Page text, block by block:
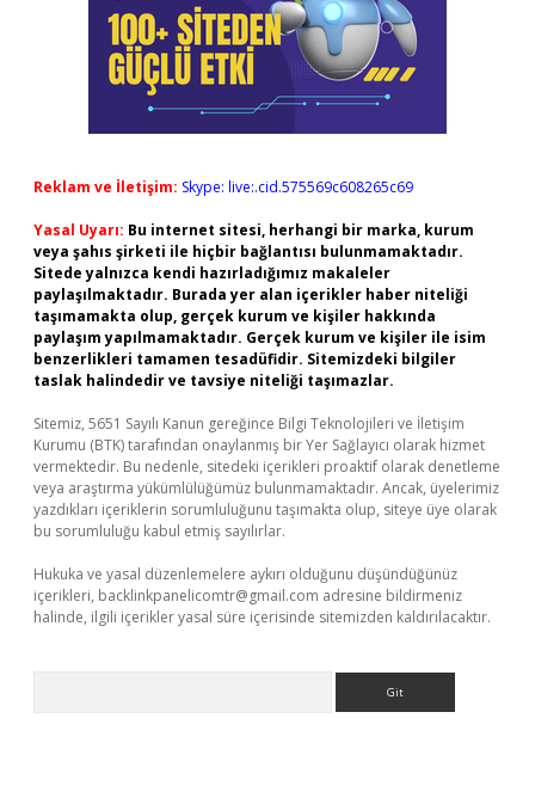
Reklam ve İletişim: Skype: live:.cid.575569c608265c69
Yasal Uyarı: Bu internet sitesi, herhangi bir marka, kurum
veya şahıs şirketi ile hiçbir bağlantısı bulunmamaktadır.
Sitede yalnızca kendi hazırladığımız makaleler
paylaşılmaktadır. Burada yer alan içerikler haber niteliği
taşımamakta olup, gerçek kurum ve kişiler hakkında
paylaşım yapılmamaktadır. Gerçek kurum ve kişiler ile isim
benzerlikleri tamamen tesadüfidir. Sitemizdeki bilgiler
taslak halindedir ve tavsiye niteliği taşımazlar.
Sitemiz, 5651 Sayılı Kanun gereğince Bilgi Teknolojileri ve İletişim
Kurumu (BTK) tarafından onaylanmış bir Yer Sağlayıcı olarak hizmet
vermektedir. Bu nedenle, sitedeki içerikleri proaktif olarak denetleme
veya araştırma yükümlülüğümüz bulunmamaktadır. Ancak, üyelerimiz
yazdıkları içeriklerin sorumluluğunu taşımakta olup, siteye üye olarak
bu sorumluluğu kabul etmiş sayılırlar.
Hukuka ve yasal düzenlemelere aykırı olduğunu düşündüğünüz
içerikleri, backlinkpanelicomtr@gmail.com adresine bildirmeniz
halinde, ilgili içerikler yasal süre içerisinde sitemizden kaldırılacaktır.